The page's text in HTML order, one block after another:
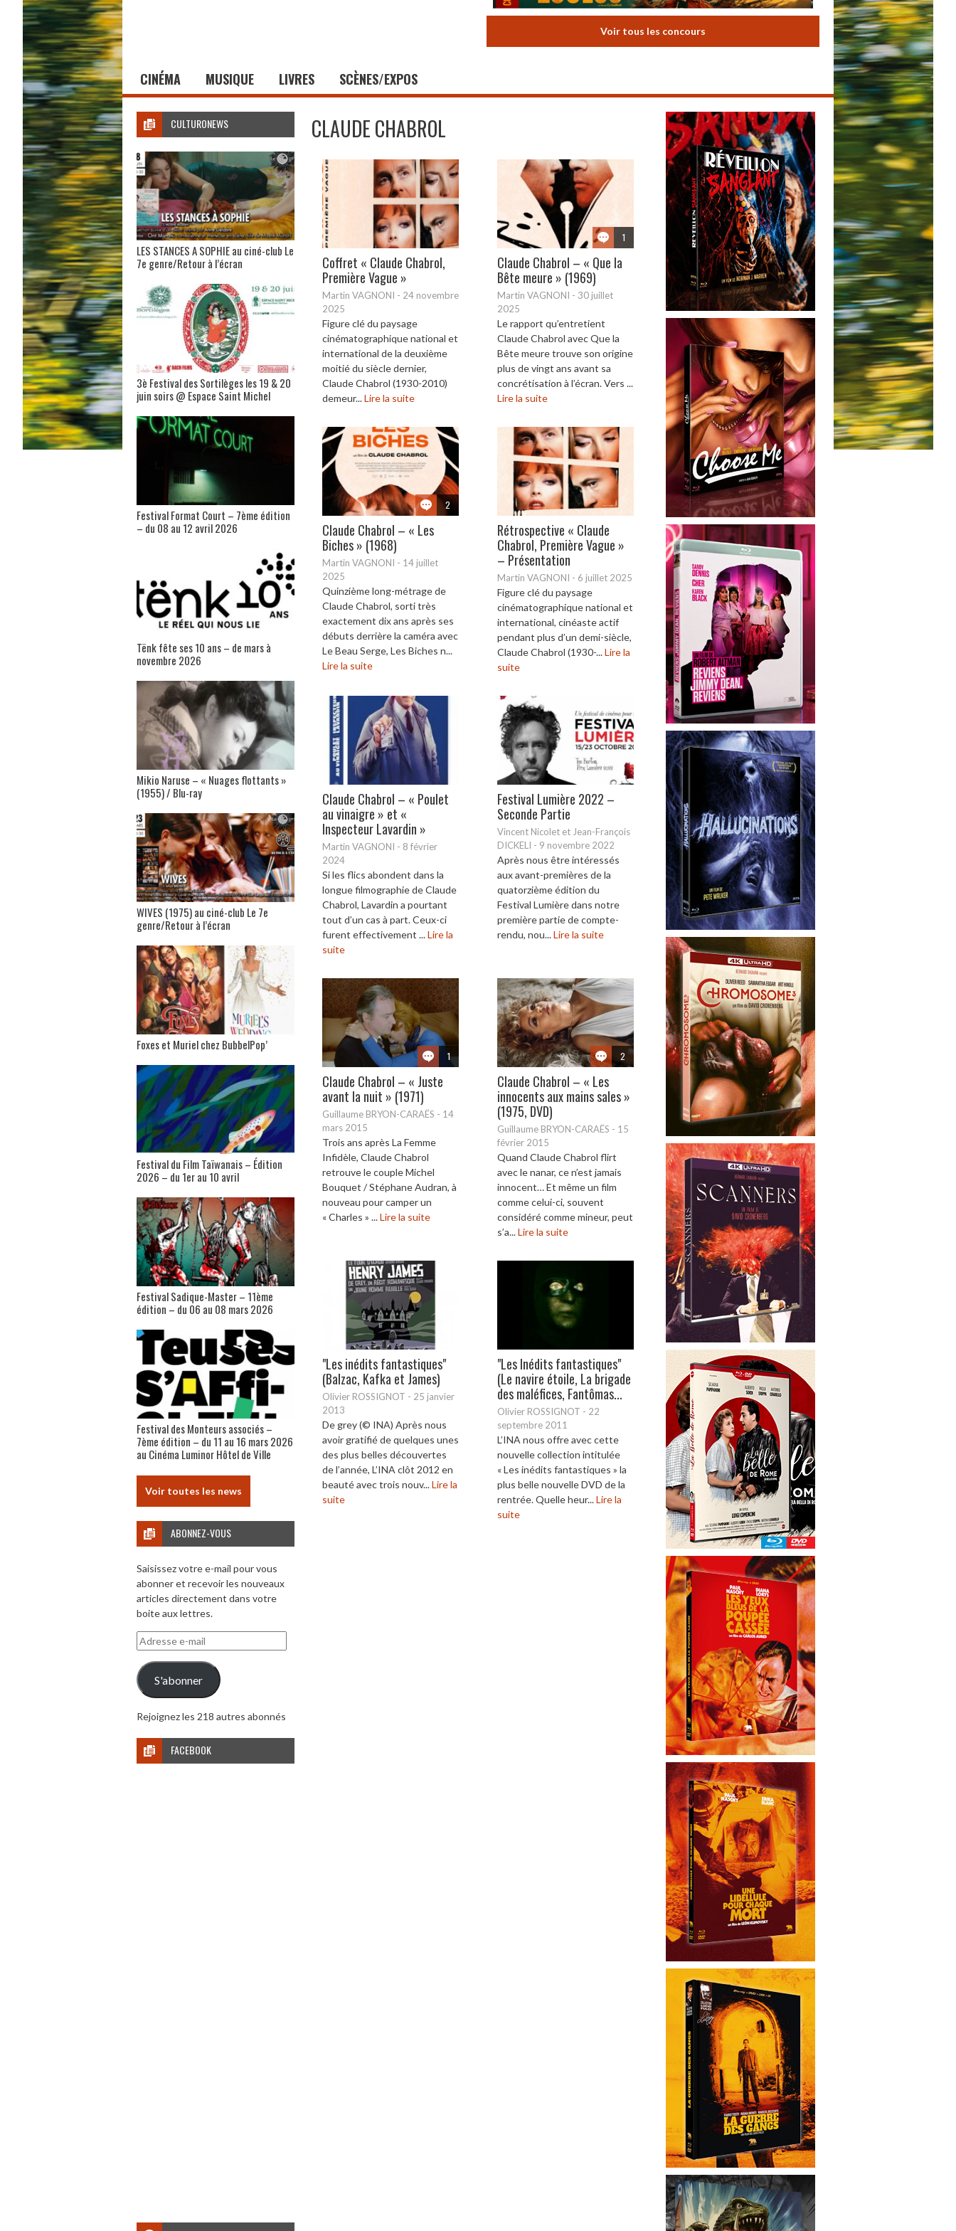
Voir tous les concours
CINÉMA MUSIQUE LIVRES SCÈNES/EXPOS
CLAUDE CHABROL
Coffret « Claude Chabrol,
Première Vague »
Martin VAGNONI - 24 novembre
2025
Figure clé du paysage
cinématographique national et
international de la deuxième
moitié du siècle dernier,
Claude Chabrol (1930-2010)
demeur...Lire la suite
1
Claude Chabrol – « Que la
Bête meure » (1969)
Martin VAGNONI - 30 juillet
2025
Le rapport qu’entretient
Claude Chabrol avec Que la
Bête meure trouve son origine
plus de vingt ans avant sa
concrétisation à l’écran. Vers ...
Lire la suite
2
Claude Chabrol – « Les
Biches » (1968)
Martin VAGNONI - 14 juillet
2025
Quinzième long-métrage de
Claude Chabrol, sorti très
exactement dix ans après ses
débuts derrière la caméra avec
Le Beau Serge, Les Biches n...
Lire la suite
Rétrospective « Claude
Chabrol, Première Vague »
– Présentation
Martin VAGNONI - 6 juillet 2025
Figure clé du paysage
cinématographique national et
international, cinéaste actif
pendant plus d’un demi-siècle,
Claude Chabrol (1930-...Lire la
suite
Claude Chabrol – « Poulet
au vinaigre » et «
Inspecteur Lavardin »
Martin VAGNONI - 8 février
2024
Si les flics abondent dans la
longue filmographie de Claude
Chabrol, Lavardin a pourtant
tout d’un cas à part. Ceux-ci
furent effectivement ...Lire la
suite
Festival Lumière 2022 –
Seconde Partie
Vincent Nicolet et Jean-François
DICKELI - 9 novembre 2022
Après nous être intéressés
aux avant-premières de la
quatorzième édition du
Festival Lumière dans notre
première partie de compte-
rendu, nou...Lire la suite
1
Claude Chabrol – « Juste
avant la nuit » (1971)
Guillaume BRYON-CARAËS - 14
mars 2015
Trois ans après La Femme
Infidèle, Claude Chabrol
retrouve le couple Michel
Bouquet / Stéphane Audran, à
nouveau pour camper un
« Charles » ...Lire la suite
2
Claude Chabrol – « Les
innocents aux mains sales »
(1975, DVD)
Guillaume BRYON-CARAËS - 15
février 2015
Quand Claude Chabrol flirt
avec le nanar, ce n’est jamais
innocent… Et même un film
comme celui-ci, souvent
considéré comme mineur, peut
s’a...Lire la suite
"Les inédits fantastiques"
(Balzac, Kafka et James)
Olivier ROSSIGNOT - 25 janvier
2013
De grey (© INA) Après nous
avoir gratifié de quelques unes
des plus belles découvertes
de l’année, L’INA clôt 2012 en
beauté avec trois nouv...Lire la
suite
"Les Inédits fantastiques"
(Le navire étoile, La brigade
des maléfices, Fantômas...
Olivier ROSSIGNOT - 22
septembre 2011
L’INA nous offre avec cette
nouvelle collection intitulée
« Les inédits fantastiques » la
plus belle nouvelle DVD de la
rentrée. Quelle heur...Lire la
suite
CULTURONEWS
LES STANCES A SOPHIE au ciné-club Le
7e genre/Retour à l’écran
3è Festival des Sortilèges les 19 & 20
juin soirs @ Espace Saint Michel
Festival Format Court – 7ème édition
– du 08 au 12 avril 2026
Tënk fête ses 10 ans – de mars à
novembre 2026
Mikio Naruse – « Nuages flottants »
(1955) / Blu-ray
WIVES (1975) au ciné-club Le 7e
genre/Retour à l’écran
Foxes et Muriel chez BubbelPop’
Festival du Film Taïwanais – Édition
2026 – du 1er au 10 avril
Festival Sadique-Master – 11ème
édition – du 06 au 08 mars 2026
Festival des Monteurs associés –
7ème édition – du 11 au 16 mars 2026
au Cinéma Luminor Hôtel de Ville
Voir toutes les news
ABONNEZ-VOUS
Saisissez votre e-mail pour vous
abonner et recevoir les nouveaux
articles directement dans votre
boite aux lettres.
Adresse
e-
mail
S'abonner
Rejoignez les 218 autres abonnés
FACEBOOK